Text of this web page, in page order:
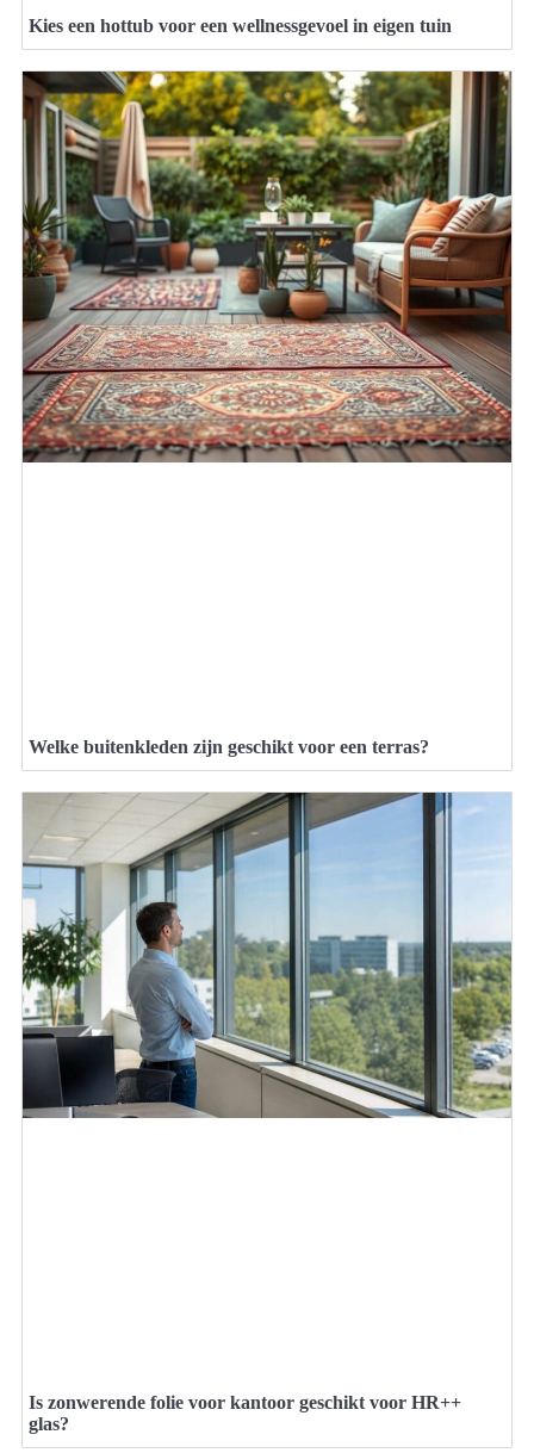
Kies een hottub voor een wellnessgevoel in eigen tuin
Welke buitenkleden zijn geschikt voor een terras?
Is zonwerende folie voor kantoor geschikt voor HR++
glas?